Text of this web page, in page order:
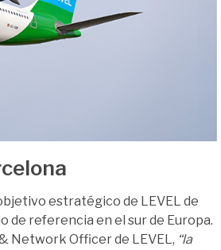
estratégico de LEVEL de
de referencia en el sur de Europa.
Network Officer de LEVEL, “la